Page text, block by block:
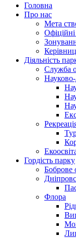
Головна
Про нас
Мета
Діяльність
Служба
Науково-
Гордість парку
Боброве
Флора